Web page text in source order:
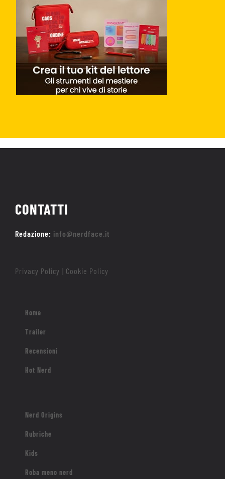
CONTATTI
Redazione: info@nerdface.it
Privacy Policy | Cookie Policy
Home
Trailer
Recensioni
Hot Nerd
Nerd Origins
Rubriche
Kids
Roba meno nerd